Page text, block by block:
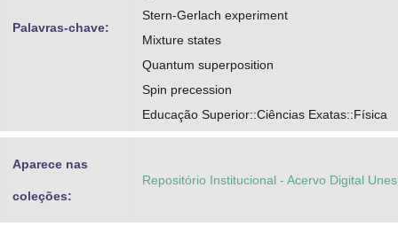
Palavras-chave:
Stern-Gerlach experiment
Mixture states
Quantum superposition
Spin precession
Educação Superior::Ciências Exatas::Física
Aparece nas
coleções:
Repositório Institucional - Acervo Digital